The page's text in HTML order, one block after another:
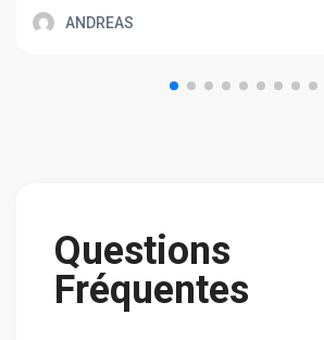
ANDREAS
Questions
Fréquentes